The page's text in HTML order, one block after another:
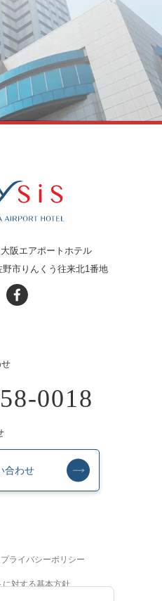
阪エアポートホテル
野市りんくう往来北1番地
0018
合わせ
プライバシーポリシー
対する基本方針